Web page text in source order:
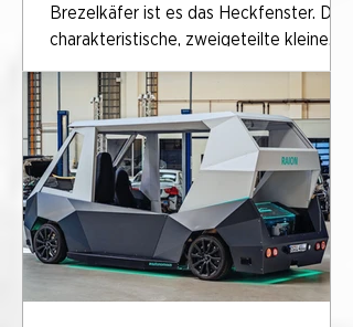
Brezelkäfer ist es das Heckfenster. Das
charakteristische, zweigeteilte kleine
frühen VW Käfer Typ 1 seinen bis heute
bekannten Spitznamen: Brezelkäfer.
Wer die Form einmal gesehen hat,
versteht sofort, warum. Genau dieses
besondere Fahrzeug lässt sich heute in
der Sammlung AUTOMOBIL im
PS.SPEIC